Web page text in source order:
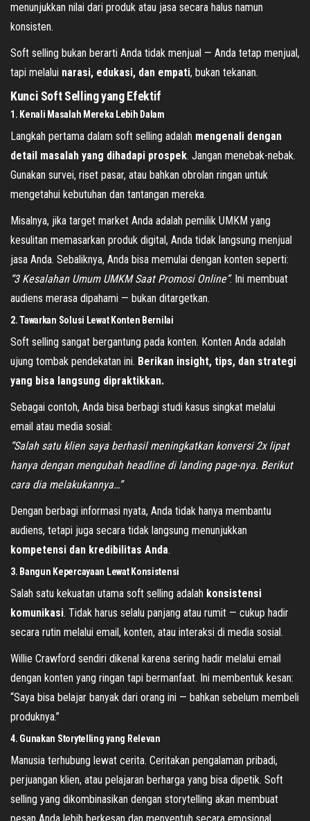
menunjukkan nilai dari produk atau jasa secara halus namun
konsisten.
Soft selling bukan berarti Anda tidak menjual — Anda tetap menjual,
tapi melalui narasi, edukasi, dan empati, bukan tekanan.
Kunci Soft Selling yang Efektif
1. Kenali Masalah Mereka Lebih Dalam
Langkah pertama dalam soft selling adalah mengenali dengan
detail masalah yang dihadapi prospek. Jangan menebak-nebak.
Gunakan survei, riset pasar, atau bahkan obrolan ringan untuk
mengetahui kebutuhan dan tantangan mereka.
Misalnya, jika target market Anda adalah pemilik UMKM yang
kesulitan memasarkan produk digital, Anda tidak langsung menjual
jasa Anda. Sebaliknya, Anda bisa memulai dengan konten seperti:
“3 Kesalahan Umum UMKM Saat Promosi Online”. Ini membuat
audiens merasa dipahami — bukan ditargetkan.
2. Tawarkan Solusi Lewat Konten Bernilai
Soft selling sangat bergantung pada konten. Konten Anda adalah
ujung tombak pendekatan ini. Berikan insight, tips, dan strategi
yang bisa langsung dipraktikkan.
Sebagai contoh, Anda bisa berbagi studi kasus singkat melalui
email atau media sosial:
“Salah satu klien saya berhasil meningkatkan konversi 2x lipat
hanya dengan mengubah headline di landing page-nya. Berikut
cara dia melakukannya…”
Dengan berbagi informasi nyata, Anda tidak hanya membantu
audiens, tetapi juga secara tidak langsung menunjukkan
kompetensi dan kredibilitas Anda.
3. Bangun Kepercayaan Lewat Konsistensi
Salah satu kekuatan utama soft selling adalah konsistensi
komunikasi. Tidak harus selalu panjang atau rumit — cukup hadir
secara rutin melalui email, konten, atau interaksi di media sosial.
Willie Crawford sendiri dikenal karena sering hadir melalui email
dengan konten yang ringan tapi bermanfaat. Ini membentuk kesan:
“Saya bisa belajar banyak dari orang ini — bahkan sebelum membeli
produknya.”
4. Gunakan Storytelling yang Relevan
Manusia terhubung lewat cerita. Ceritakan pengalaman pribadi,
perjuangan klien, atau pelajaran berharga yang bisa dipetik. Soft
selling yang dikombinasikan dengan storytelling akan membuat